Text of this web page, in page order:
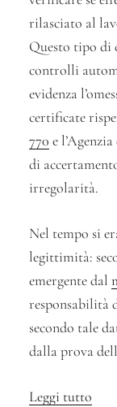
rilasciato al
Questo tipo di
controlli
evidenza
certificate
770 e
di
irregolarità.
Nel tempo si
legittimità:
emergente dal
responsabilità
secondo tale
dalla prova
Leggi tutto